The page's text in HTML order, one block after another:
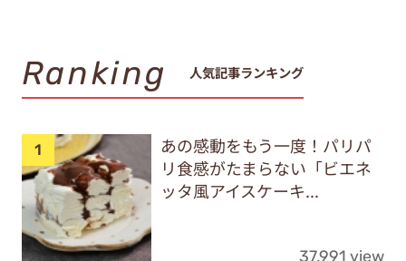
Ranking 人気記事ランキング
あの感動をもう一度！パリパ
リ食感がたまらない「ビエネ
ッタ風アイスケーキ...
37,991 view